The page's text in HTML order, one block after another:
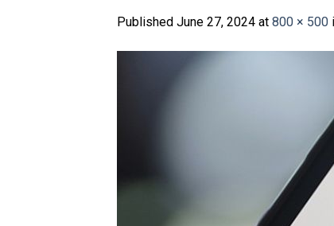
Published June 27, 2024 at 800 × 500